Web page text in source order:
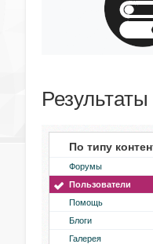
По типу
Форумы
Пользователи
Помощь
Блоги
Галерея